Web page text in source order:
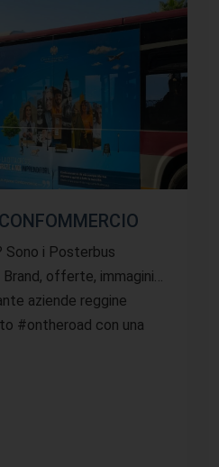
Sono i Posterbus
offerte, immagini…
aziende reggine
#ontheroad con una